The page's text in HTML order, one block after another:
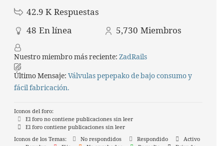
42.9 K Respuestas
48 En línea 5,730 Miembros
Nuestro miembro más reciente: ZadRails
Último Mensaje: Válvulas pepepako de bajo consumo y
fácil fabricación.
Iconos del foro:
El foro no contiene publicaciones sin leer
El foro contiene publicaciones sin leer
Iconos de los Temas:
No respondidos Respondido
Activo